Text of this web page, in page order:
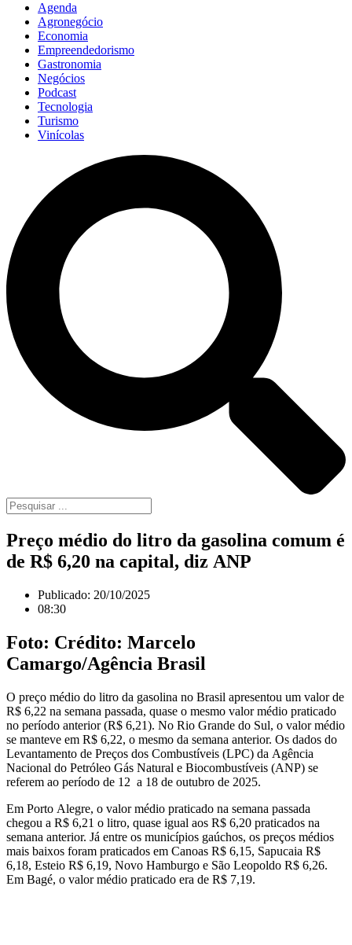
Agenda
Agronegócio
Economia
Empreendedorismo
Gastronomia
Negócios
Podcast
Tecnologia
Turismo
Vinícolas
Preço médio do litro da gasolina comum é
de R$ 6,20 na capital, diz ANP
Publicado: 20/10/2025
08:30
Foto: Crédito: Marcelo
Camargo/Agência Brasil
O preço médio do litro da gasolina no Brasil apresentou um valor de
R$ 6,22 na semana passada, quase o mesmo valor médio praticado
no período anterior (R$ 6,21). No Rio Grande do Sul, o valor médio
se manteve em R$ 6,22, o mesmo da semana anterior. Os dados do
Levantamento de Preços dos Combustíveis (LPC) da Agência
Nacional do Petróleo Gás Natural e Biocombustíveis (ANP) se
referem ao período de 12 a 18 de outubro de 2025.
Em Porto Alegre, o valor médio praticado na semana passada
chegou a R$ 6,21 o litro, quase igual aos R$ 6,20 praticados na
semana anterior. Já entre os municípios gaúchos, os preços médios
mais baixos foram praticados em Canoas R$ 6,15, Sapucaia R$
6,18, Esteio R$ 6,19, Novo Hamburgo e São Leopoldo R$ 6,26.
Em Bagé, o valor médio praticado era de R$ 7,19.